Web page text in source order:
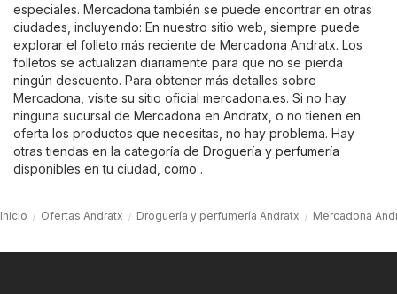
especiales. Mercadona también se puede encontrar en otras
ciudades, incluyendo: En nuestro sitio web, siempre puede
explorar el folleto más reciente de Mercadona Andratx. Los
folletos se actualizan diariamente para que no se pierda
ningún descuento. Para obtener más detalles sobre
Mercadona, visite su sitio oficial mercadona.es. Si no hay
ninguna sucursal de Mercadona en Andratx, o no tienen en
oferta los productos que necesitas, no hay problema. Hay
otras tiendas en la categoría de Droguería y perfumería
disponibles en tu ciudad, como .
Inicio Ofertas Andratx Droguería y perfumería Andratx Mercadona